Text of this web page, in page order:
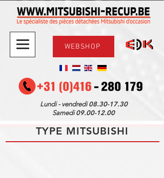
WEBSHOP
Lundi - vendredi08.30-17.30
Samedi09.00-12.00
TYPE MITSUBISHI